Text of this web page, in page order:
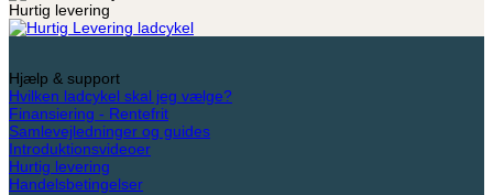
Hurtig levering
Hjælp & support
Hvilken ladcykel skal jeg vælge?
Finansiering - Rentefrit
Samlevejledninger og guides
Introduktionsvideoer
Hurtig levering
Handelsbetingelser